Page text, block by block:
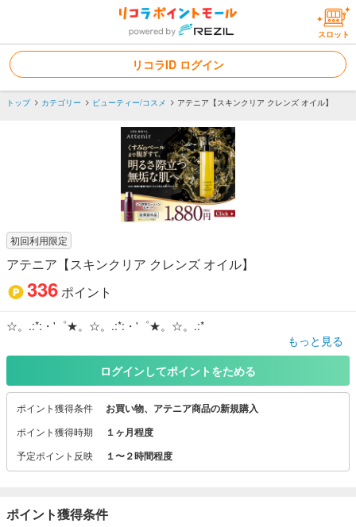
スロット
リコラID ログイン
トップ カテゴリー ビューティー/コスメ アテニア【スキンクリア クレンズ オイル】
初回利用限定
アテニア【スキンクリア クレンズ オイル】
336ポイント
☆。.:*:・'゜★。☆。.:*:・'゜★。☆。.:*
＠ｃｏｓｍｅベストコスメアワード
ベストクレンジング
2016 / 2017 / 2018
＼3年連続受賞！／
☆。.:*:・'゜★。☆。.:*:・'゜★。☆。.:*
◆セールスポイント◆
大人のためのクレンジングオイル誕生。
もっと見る
ログインしてポイントをためる
ポイント獲得条件 お買い物、アテニア商品の新規購入
ポイント獲得時期 １ヶ月程度
予定ポイント反映 １〜２時間程度
ポイント獲得条件